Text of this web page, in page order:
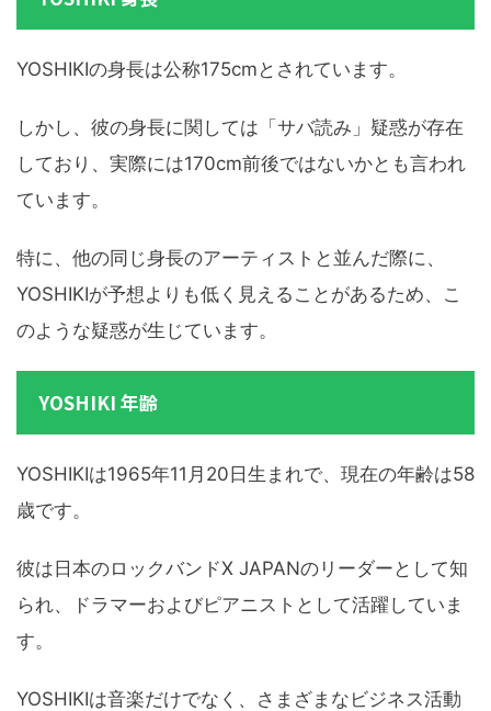
YOSHIKIの身長は公称175cmとされています。
しかし、彼の身長に関しては「サバ読み」疑惑が存在
しており、実際には170cm前後ではないかとも言われ
ています。
特に、他の同じ身長のアーティストと並んだ際に、
YOSHIKIが予想よりも低く見えることがあるため、こ
のような疑惑が生じています。
YOSHIKI 年齢
YOSHIKIは1965年11月20日生まれで、現在の年齢は58
歳です。
彼は日本のロックバンドX JAPANのリーダーとして知
られ、ドラマーおよびピアニストとして活躍していま
す。
YOSHIKIは音楽だけでなく、さまざまなビジネス活動